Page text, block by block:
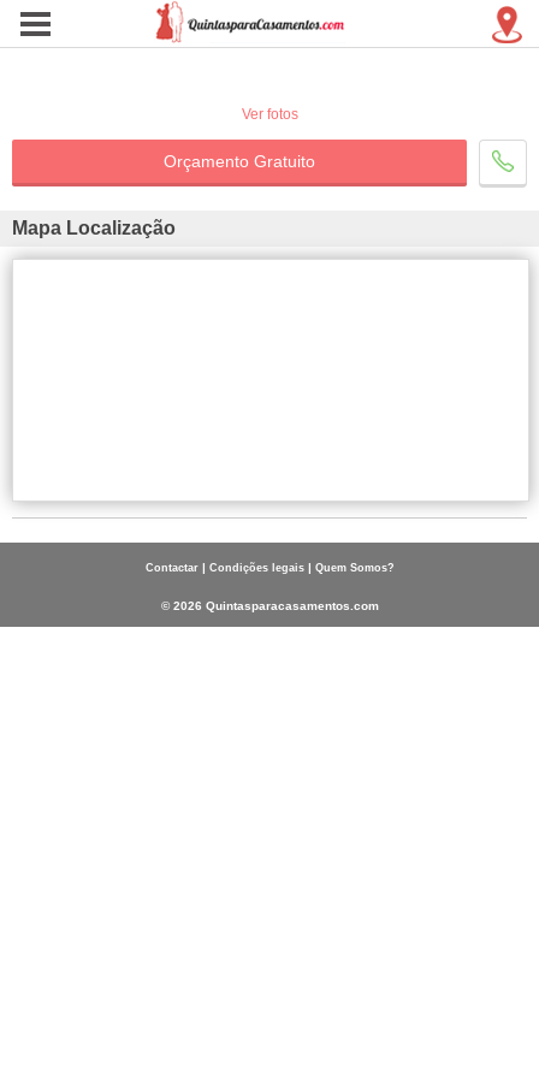
Ver fotos
Orçamento Gratuito
Mapa Localização
Contactar| Condições legais| Quem Somos?
© 2026 Quintasparacasamentos.com